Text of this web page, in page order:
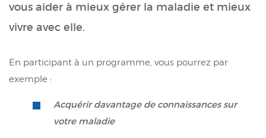
vous aider à mieux gérer la maladie et mieux
vivre avec elle.
En participant à un programme, vous pourrez par
exemple :
Acquérir davantage de connaissances sur
votre maladie